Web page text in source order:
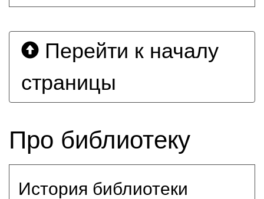
Перейти к началу
страницы
Про библиотеку
История библиотеки